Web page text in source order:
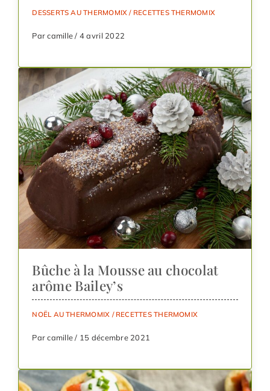
DESSERTS AU THERMOMIX / RECETTES THERMOMIX
Par camille / 4 avril 2022
Bûche à la Mousse au chocolat
arôme Bailey’s
NOËL AU THERMOMIX / RECETTES THERMOMIX
Par camille / 15 décembre 2021